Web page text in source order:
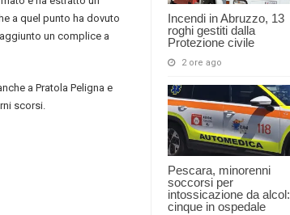
Incendi in Abruzzo, 13
roghi gestiti dalla
Protezione civile
2 ore ago
Pescara, minorenni
soccorsi per
intossicazione da alcol:
cinque in ospedale
a quel punto ha dovuto
un complice a
a Pratola Peligna e
scorsi.